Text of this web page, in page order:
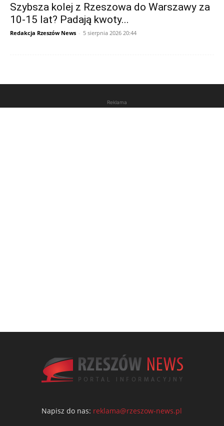
Szybsza kolej z Rzeszowa do Warszawy za
10-15 lat? Padają kwoty...
Redakcja Rzeszów News - 5 sierpnia 2026 20:44
Reklama
Napisz do nas: reklama@rzeszow-news.pl